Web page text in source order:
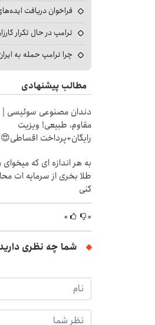
فراخوان دریافت
ترامپ در حال تکرار
چرا ترامپ حمله به
مطالب پیشنهادی
دندان مصنوعی سوئیسی
مقاوم، طبیعی! ویزیت
رایگان+پرداخت اقساطی😍
به هر اندازه ای که میخوای
طلا بخری از سرمایه ات
کنی
۰ ۰
شما چه نظری